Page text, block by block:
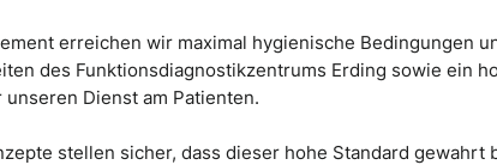
erreichen wir maximal hygienische Bedingungen
des Funktionsdiagnostikzentrums Erding sowie ein
Dienst am Patienten.
stellen sicher, dass dieser hohe Standard